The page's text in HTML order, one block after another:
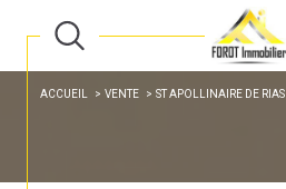
ACCUEIL VENTE ST APOLLINAIRE DE RIAS